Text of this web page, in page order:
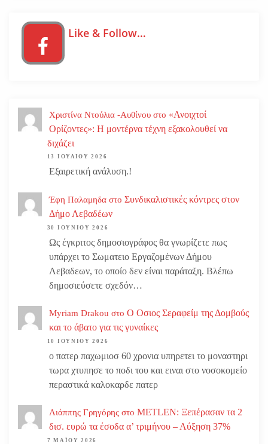
Like & Follow…
Χριστίνα Ντούλια -Αυθίνου στο «Ανοιχτοί
Ορίζοντες»: Η μοντέρνα τέχνη εξακολουθεί να
διχάζει
13 ΙΟΥΛΊΟΥ 2026
Εξαιρετική ανάλυση.!
Έφη Παλαμηδα στο Συνδικαλιστικές κόντρες στον
Δήμο Λεβαδέων
30 ΙΟΥΝΊΟΥ 2026
Ως έγκριτος δημοσιογράφος θα γνωρίζετε πως
υπάρχει το Σωματειο Εργαζομένων Δήμου
Λεβαδεων, το οποίο δεν είναι παράταξη. Βλέπω
δημοσιεύσετε σχεδόν…
Myriam Drakou στο Ο Οσιος Σεραφείμ της Δομβούς
και το άβατο για τις γυναίκες
10 ΙΟΥΝΊΟΥ 2026
ο πατερ παχωμιοσ 60 χρονια υπηρετει το μοναστηρι
τωρα χτυπησε το ποδι του και ειναι στο νοσοκομείο
περαστικά καλοκαρδε πατερ
Λιάππης Γρηγόρης στο METLEN: Ξεπέρασαν τα 2
δισ. ευρώ τα έσοδα α’ τριμήνου – Αύξηση 37%
7 ΜΑΪ́ΟΥ 2026